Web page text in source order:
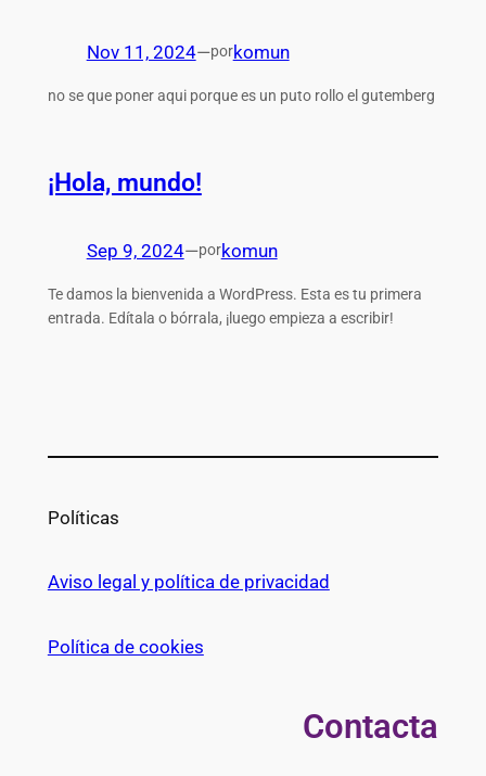
Nov 11, 2024—porkomun
no se que poner aqui porque es un puto rollo el gutemberg
¡Hola, mundo!
Sep 9, 2024—porkomun
Te damos la bienvenida a WordPress. Esta es tu primera
entrada. Edítala o bórrala, ¡luego empieza a escribir!
Políticas
Aviso legal y política de privacidad
Política de cookies
Contacta